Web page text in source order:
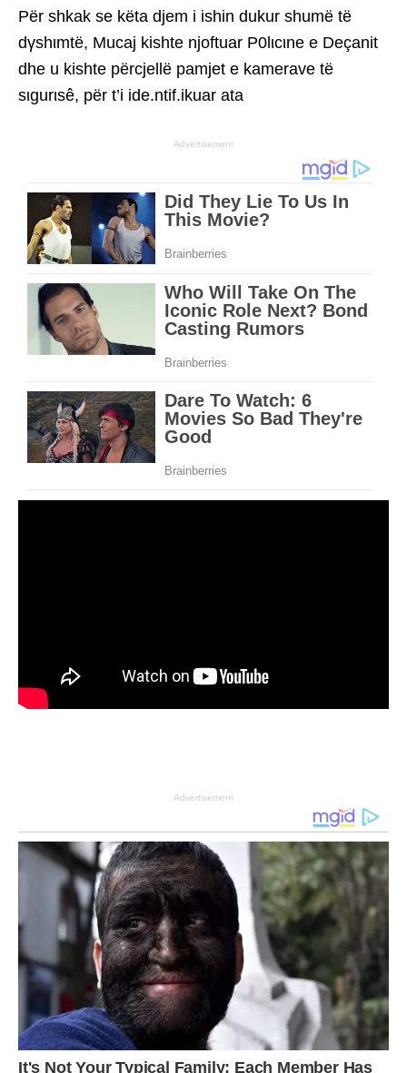
Për shkak se këta djem i ishin dukur shumë të
dγshιmtë, Mucaj kishte njoftuar P0lιcιne e Deçanit
dhe u kishte përcjellë pamjet e kamerave të
sιgurιsê, për t’i ide.ntif.ikuar ata
Advertisement
Advertisement